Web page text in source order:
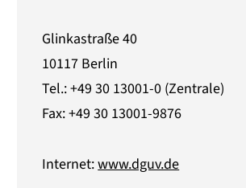
Glinkastraße 40
10117 Berlin
Tel.: +49 30 13001-0 (Zentrale)
Fax: +49 30 13001-9876
Internet:www.dguv.de